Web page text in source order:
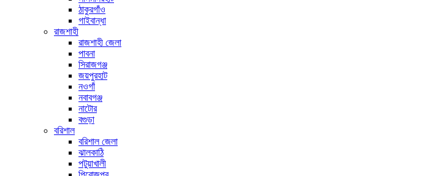
ঠাকুরগাঁও
গাইবান্ধা
রাজশাহী
রাজশাহী জেলা
পাবনা
সিরাজগঞ্জ
জয়পুরহাট
নওগাঁ
নবাবগঞ্জ
নাটোর
বগুড়া
বরিশাল
বরিশাল জেলা
ঝালকাঠি
পটুয়াখালী